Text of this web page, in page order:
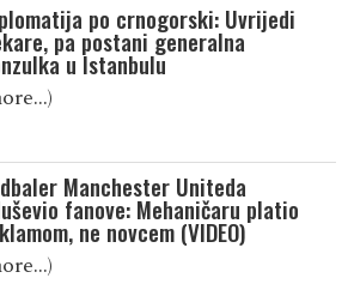
po crnogorski: Uvrijedi
pa postani generalna
u Istanbulu
Manchester Uniteda
fanove: Mehaničaru platio
ne novcem (VIDEO)